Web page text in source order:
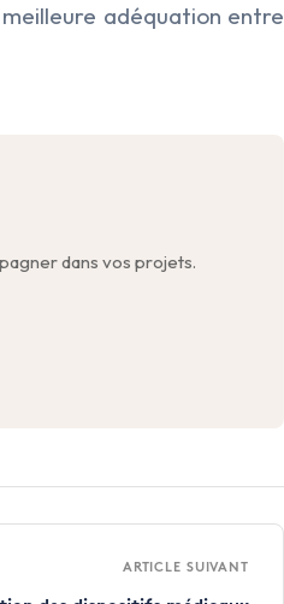
adéquation entre
dans vos projets.
ARTICLE SUIVANT